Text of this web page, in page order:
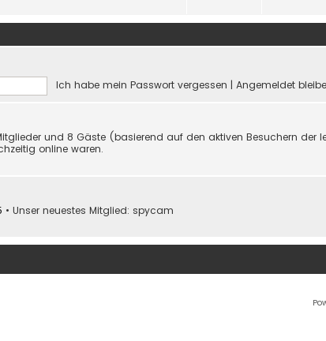
Ich habe mein Passwort vergessen | Angemeldet
und 8 Gäste (basierend auf den aktiven Besuchern der
online waren.
• Unser neuestes Mitglied: spycam